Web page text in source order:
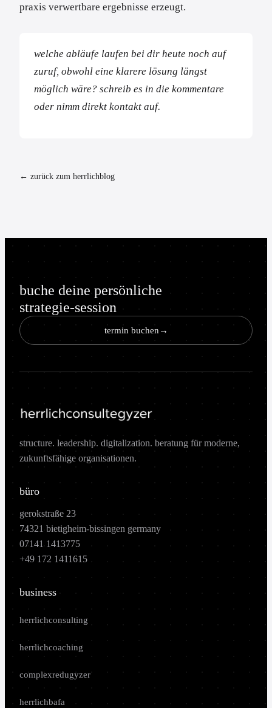
praxis verwertbare ergebnisse erzeugt.
welche abläufe laufen bei dir heute noch auf
zuruf, obwohl eine klarere lösung längst
möglich wäre? schreib es in die kommentare
oder nimm direkt kontakt auf.
← zurück zum herrlichblog
buche deine persönliche
strategie-session
termin buchen →
structure. leadership. digitalization. beratung für moderne,
zukunftsfähige organisationen.
büro
gerokstraße 23
74321 bietigheim-bissingen germany
07141 1413775
+49 172 1411615
business
herrlichconsulting
herrlichcoaching
complexredugyzer
herrlichbafa